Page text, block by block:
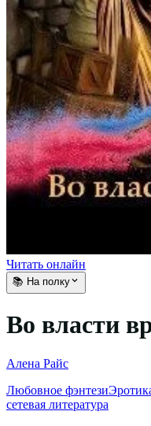
Читать онлайн
📚 На полку
Во власти
Алена Райс
Любовное фэнтези
сетевая литература